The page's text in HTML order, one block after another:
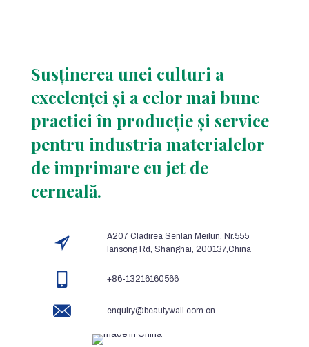
Susținerea unei culturi a
excelenței și a celor mai bune
practici în producție și service
pentru industria materialelor
de imprimare cu jet de
cerneală.
A207 Cladirea Senlan Meilun, Nr.555
lansong Rd, Shanghai, 200137,China
+86-13216160566
enquiry@beautywall.com.cn